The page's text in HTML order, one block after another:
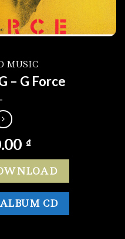
MUSIC
– G Force
₫
CD